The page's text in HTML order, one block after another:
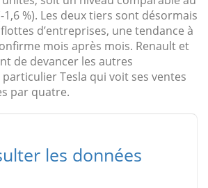
1,6 %). Les deux tiers sont désormais
d’entreprises, une tendance à
mois après mois. Renault et
de devancer les autres
Tesla qui voit ses ventes
par quatre.
les données